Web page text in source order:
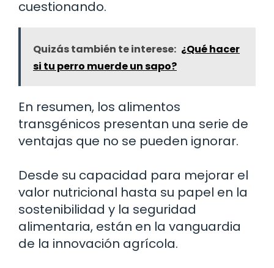
cuestionando.
Quizás también te interese: ¿Qué hacer
si tu perro muerde un sapo?
En resumen, los alimentos
transgénicos presentan una serie de
ventajas que no se pueden ignorar.
Desde su capacidad para mejorar el
valor nutricional hasta su papel en la
sostenibilidad y la seguridad
alimentaria, están en la vanguardia
de la innovación agrícola.